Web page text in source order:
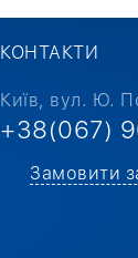
КОНТАКТИ
Київ, вул. Ю.
+38(067)
Замовити